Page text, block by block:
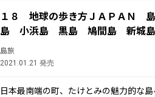
１８ 地球の歩き方ＪＡＰＡＮ
島 小浜島 黒島 鳩間島 新城
島旅
2021.01.21 発売
日本最南端の町、たけとみの魅力的な